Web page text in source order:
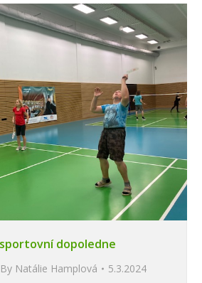
dopoledne
By Natálie Hamplová 5.3.2024